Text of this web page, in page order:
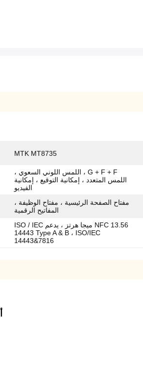
MTK MT8735
G + F + F ، اللمس اللوني السعوي ،
اللمس المتعدد ، إمكانية التوقيع ، إمكانية
الفيديو
مفتاح الصفحة الرئيسية ، مفتاح الوظيفة ،
المفاتيح الرقمية
NFC 13.56 ميجا هرتز ، يدعم ISO / IEC
14443 Type A & B ، ISO/IEC
14443&7816